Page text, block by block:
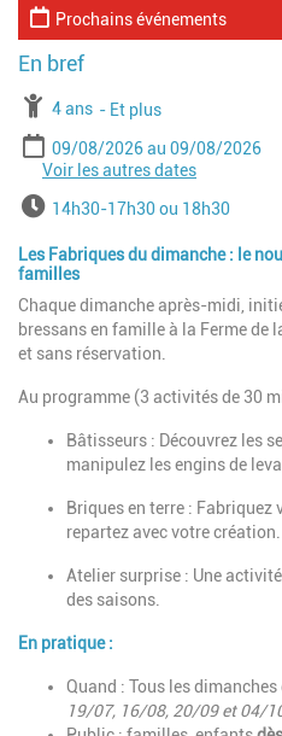
Prochains événements
À partir de
4 ans Jusqu'à l'age de
Et plus
Période
Date de début
09/08/2026 Date de fin
09/08/2026
Date de début
23/08/2026 Date de fin
23/08/2026
30/08/2026
30/08/2026
Date de début
06/09/2026 Date de fin
06/09/2026
Date de début
13/09/2026 Date de fin
13/09/2026
Date de début
27/09/2026
11/10/2026
11/10/2026
Date de début
18/10/2026 Date de fin
18/10/2026
Date de début
25/10/2026 Date de fin
25/10/2026
Date de début
01/11/2026
Voir les autres dates
Horaires14h30-17h30 ou 18h30
Les Fabriques du dimanche : le
familles
Chaque dimanche après-midi,
bressans en famille à la Ferme de
et sans réservation.
Au programme (3 activités de 30
Bâtisseurs : Découvrez les
manipulez les engins de
Briques en terre : Fabriquez
repartez avec votre création.
Atelier surprise : Une
des saisons.
En pratique :
Quand : Tous les dimanches
19/07, 16/08, 20/09 et 04/